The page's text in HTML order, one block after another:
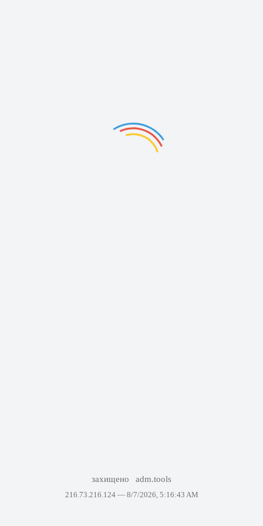
захищено adm.tools
216.73.216.124 — 8/7/2026, 5:16:43 AM